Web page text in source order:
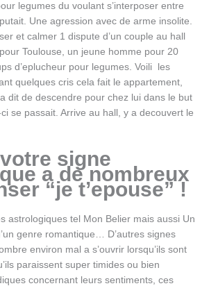
legumes du voulant s’interposer entre
Une agression avec de arme insolite.
et calmer 1 dispute d’un couple au hall
Toulouse, un jeune homme pour 20
d’eplucheur pour legumes. Voili les
quelques cris cela fait le appartement,
dit de descendre pour chez lui dans le but
se passait. Arrive au hall, y a decouvert le
signe
a de nombreux
“je t’epouse” !
astrologiques tel Mon Belier mais aussi Un
genre romantique… D’autres signes
environ mal a s’ouvrir lorsqu’ils sont
paraissent super timides ou bien
concernant leurs sentiments, ces